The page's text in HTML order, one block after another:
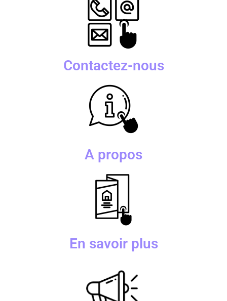
Contactez-nous
A propos
En savoir plus